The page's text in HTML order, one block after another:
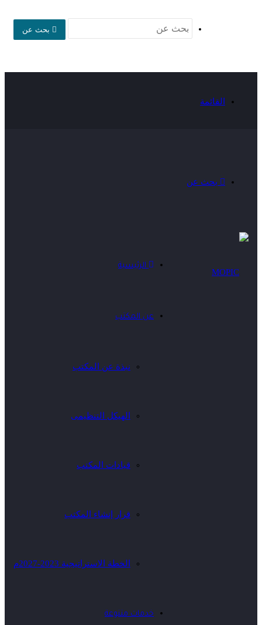
بحث عن
القائمة
بحث عن
الرئيسية
عن المكتب
نبذة عن المكتب
الهيكل التنظيمى
قيادات المكتب
قرار إنشاء المكتب
الخطة الاستراتيجية 2023-2027م
خدمات متنوعة